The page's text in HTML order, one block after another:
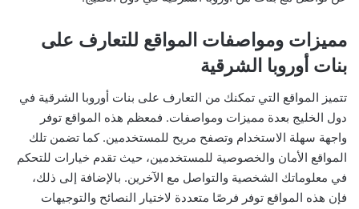
مميزات ومواصفات المواقع للتعارف على
بنات أوروبا الشرقية
تتميز المواقع التي تمكنك من التعارف على بنات أوروبا الشرقية في
دول الخليج بعدة مميزات ومواصفات. فمعظم هذه المواقع توفر
واجهة سهلة الاستخدام وتصفح مريح للمستخدمين. كما تضمن تلك
المواقع الأمان والخصوصية للمستخدمين، حيث تقدم خيارات للتحكم
في معلوماتك الشخصية والتواصل مع الآخرين. بالإضافة إلى ذلك،
فإن هذه المواقع توفر فرصًا متعددة لاختيار النصائح والتوجيهات